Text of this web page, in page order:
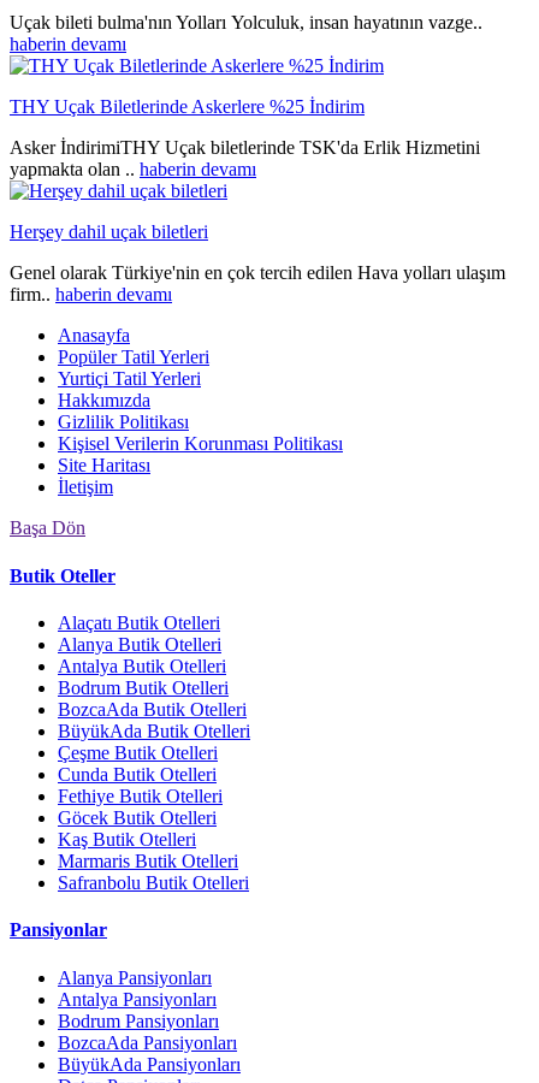
Uçak bileti bulma'nın Yolları Yolculuk, insan hayatının vazge..
haberin devamı
THY Uçak Biletlerinde Askerlere %25 İndirim
Asker İndirimiTHY Uçak biletlerinde TSK'da Erlik Hizmetini
yapmakta olan .. haberin devamı
Herşey dahil uçak biletleri
Genel olarak Türkiye'nin en çok tercih edilen Hava yolları ulaşım
firm.. haberin devamı
Anasayfa
Popüler Tatil Yerleri
Yurtiçi Tatil Yerleri
Hakkımızda
Gizlilik Politikası
Kişisel Verilerin Korunması Politikası
Site Haritası
İletişim
Başa Dön
Butik Oteller
Alaçatı Butik Otelleri
Alanya Butik Otelleri
Antalya Butik Otelleri
Bodrum Butik Otelleri
BozcaAda Butik Otelleri
BüyükAda Butik Otelleri
Çeşme Butik Otelleri
Cunda Butik Otelleri
Fethiye Butik Otelleri
Göcek Butik Otelleri
Kaş Butik Otelleri
Marmaris Butik Otelleri
Safranbolu Butik Otelleri
Pansiyonlar
Alanya Pansiyonları
Antalya Pansiyonları
Bodrum Pansiyonları
BozcaAda Pansiyonları
BüyükAda Pansiyonları